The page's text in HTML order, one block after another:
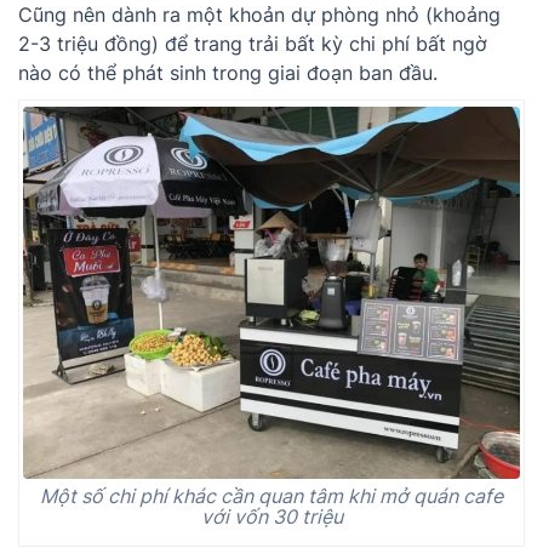
Cũng nên dành ra một khoản dự phòng nhỏ (khoảng
2-3 triệu đồng) để trang trải bất kỳ chi phí bất ngờ
nào có thể phát sinh trong giai đoạn ban đầu.
Một số chi phí khác cần quan tâm khi mở quán cafe
với vốn 30 triệu